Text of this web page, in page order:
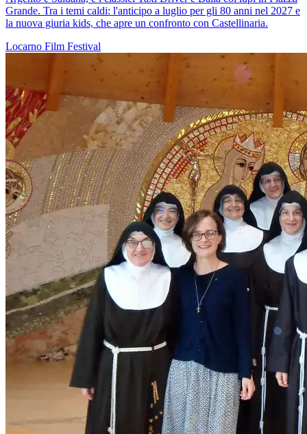
Grande. Tra i temi caldi: l'anticipo a luglio per gli 80 anni nel 2027 e
la nuova giuria kids, che apre un confronto con Castellinaria.
Locarno Film Festival